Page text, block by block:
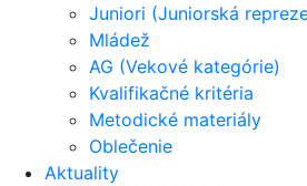
Juniori (Juniorská
Mládež
AG (Vekové kategórie)
Kvalifikačné kritéria
Metodické materiály
Oblečenie
Aktuality